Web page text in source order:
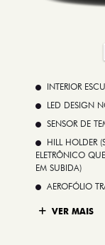
INTERIOR
LED DESIGN
SENSOR DE
HILL HOLDER
ELETRÔNICO
EM SUBIDA)
AEROFÓLIO
VER MAIS